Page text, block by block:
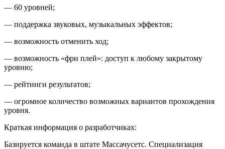
— 60 уровней;
— поддержка звуковых, музыкальных эффектов;
— возможность отменить ход;
— возможность «фри плей»: доступ к любому закрытому
уровню;
— рейтинги результатов;
— огромное количество возможных вариантов прохождения
уровня.
Краткая информация о разработчиках:
Базируется команда в штате Массачусетс. Специализация